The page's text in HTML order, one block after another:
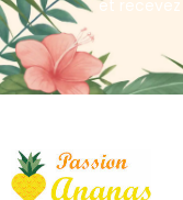
et